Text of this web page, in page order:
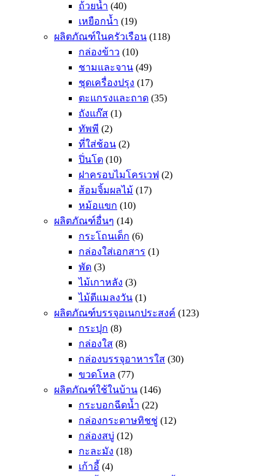
ถ้วยน้ำ (40)
เหยือกน้ำ (19)
ผลิตภัณฑ์ในครัวเรือน (118)
กล่องข้าว (10)
ชามและจาน (49)
ชุดเครื่องปรุง (17)
ตะแกรงและถาด (35)
ถังแก๊ส (1)
ทัพพี (2)
ที่ใส่ช้อน (2)
ปิ่นโต (10)
ฝาครอบไมโครเวฟ (2)
ส้อมจิ้มผลไม้ (17)
หม้อแขก (10)
ผลิตภัณฑ์อื่นๆ (14)
กระโถนเด็ก (6)
กล่องใส่เอกสาร (1)
พัด (3)
ไม้เกาหลัง (3)
ไม้ตีแมลงวัน (1)
ผลิตภัณฑ์บรรจุอเนกประสงค์ (123)
กระปุก (8)
กล่องใส (8)
กล่องบรรจุอาหารใส (30)
ขวดโหล (77)
ผลิตภัณฑ์ใช้ในบ้าน (146)
กระบอกฉีดน้ำ (22)
กล่องกระดาษทิชชู่ (12)
กล่องสบู่ (12)
กะละมัง (18)
เก้าอี้ (4)